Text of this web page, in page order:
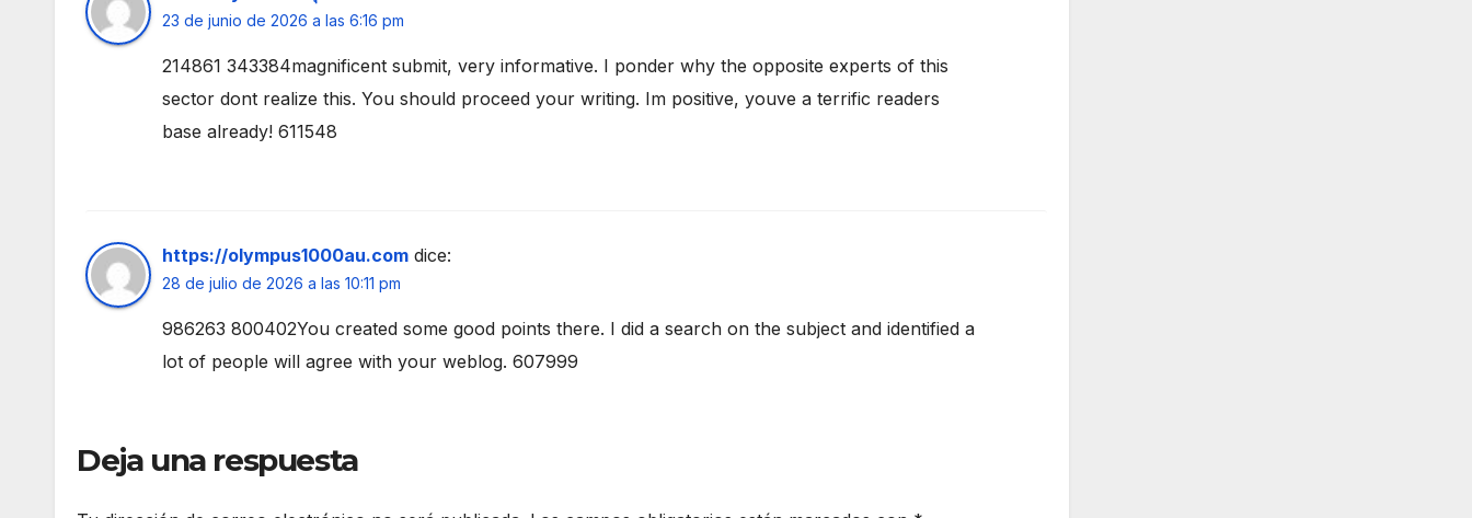
23 de junio de 2026 a las 6:16 pm
214861 343384magnificent submit, very informative. I ponder why the opposite experts of this
sector dont realize this. You should proceed your writing. Im positive, youve a terrific readers
base already! 611548
https://olympus1000au.com dice:
28 de julio de 2026 a las 10:11 pm
986263 800402You created some good points there. I did a search on the subject and identified a
lot of people will agree with your weblog. 607999
Deja una respuesta